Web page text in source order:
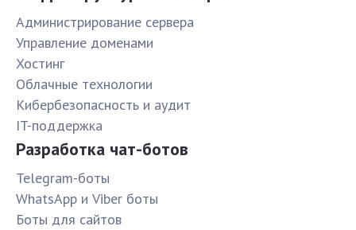
Администрирование сервера
Управление доменами
Хостинг
Облачные технологии
Кибербезопасность и аудит
IT-поддержка
Разработка чат-ботов
Telegram-боты
WhatsApp и Viber боты
Боты для сайтов